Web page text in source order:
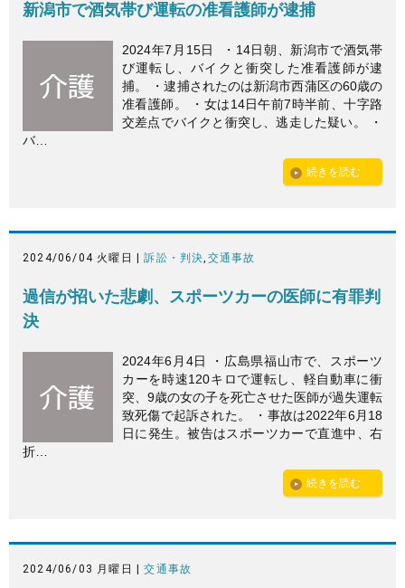
新潟市で酒気帯び運転の准看護師が逮捕
2024年7月15日 ・14日朝、新潟市で酒気帯
び運転し、バイクと衝突した准看護師が逮
捕。 ・逮捕されたのは新潟市西蒲区の60歳の
准看護師。 ・女は14日午前7時半前、十字路
交差点でバイクと衝突し、逃走した疑い。 ・
バ…
続きを読む
2024/06/04 火曜日 |訴訟・判決, 交通事故
過信が招いた悲劇、スポーツカーの医師に有罪判
決
2024年6月4日 ・広島県福山市で、スポーツ
カーを時速120キロで運転し、軽自動車に衝
突、9歳の女の子を死亡させた医師が過失運転
致死傷で起訴された。 ・事故は2022年6月18
日に発生。被告はスポーツカーで直進中、右
折…
続きを読む
2024/06/03 月曜日 |交通事故